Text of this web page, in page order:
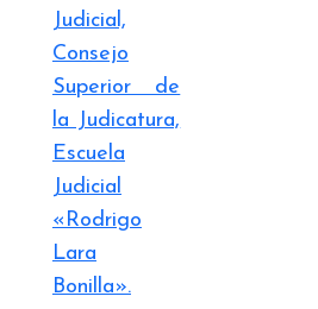
Judicial,
Consejo
Superior de
la Judicatura,
Escuela
Judicial
«Rodrigo
Lara
Bonilla».